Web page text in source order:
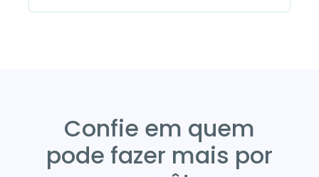
Confie em quem
pode fazer mais por